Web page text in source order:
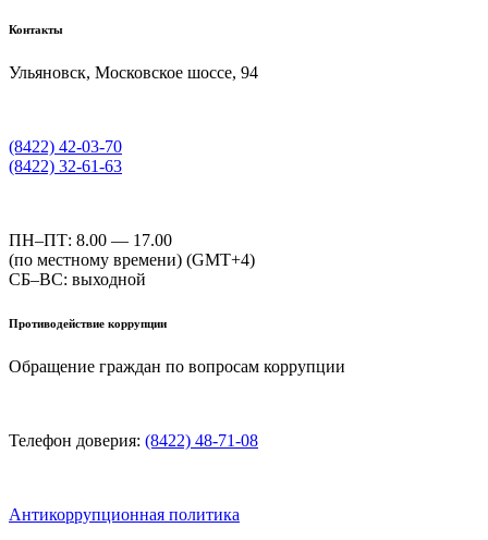
Контакты
Ульяновск, Московское шоссе, 94
(8422) 42-03-70
(8422) 32-61-63
ПН–ПТ: 8.00 — 17.00
(по местному времени) (GMT+4)
СБ–ВС: выходной
Противодействие коррупции
Обращение граждан по вопросам коррупции
Телефон доверия: (8422) 48-71-08
Антикоррупционная политика